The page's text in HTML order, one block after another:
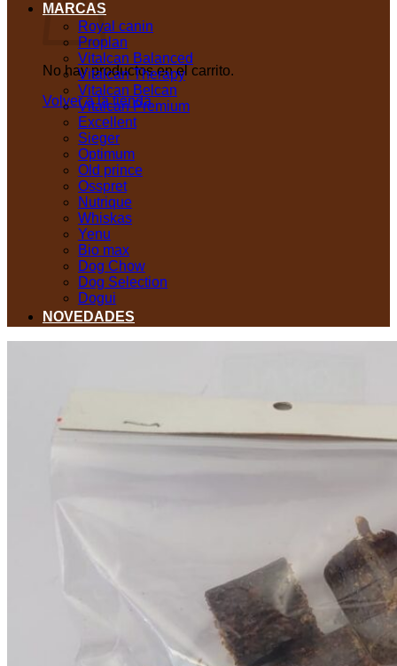
No hay productos en el carrito.
Volver a la tienda
MARCAS
Royal canin
Proplan
Vitalcan Balanced
Vitalcan Therapy
Vitalcan Belcan
Vitalcan Premium
Excellent
Sieger
Optimum
Old prince
Osspret
Nutrique
Whiskas
Yenu
Bio max
Dog Chow
Dog Selection
Dogui
NOVEDADES